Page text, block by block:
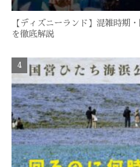
【ディズニーランド】混雑時期
を徹底解説